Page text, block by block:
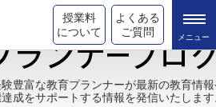
授業料
について
よくある
ご質問
豊富な教育プランナーが最新の教育情
成をサポートする情報を発信いたしま